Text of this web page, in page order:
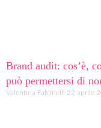
Brand audit: cos’è,
può permettersi di
Valentina Falcinelli 22 aprile